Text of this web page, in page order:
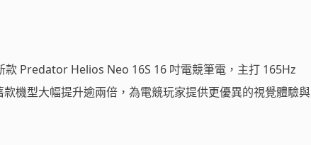
款 Predator Helios Neo 16S 16 吋電競筆電，主打 165Hz
機型大幅提升逾兩倍，為電競玩家提供更優異的視覺體驗與